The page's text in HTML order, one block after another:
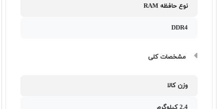
نوع حافظه RAM
DDR4
مشخصات کلی
وزن کالا